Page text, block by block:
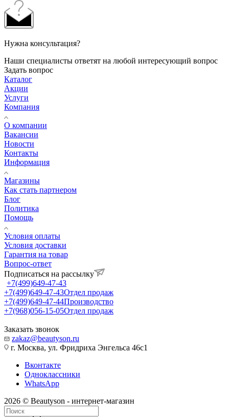
Нужна консультация?
Наши специалисты ответят на любой интересующий вопрос
Задать вопрос
Каталог
Акции
Услуги
Компания
О компании
Вакансии
Новости
Контакты
Информация
Магазины
Как стать партнером
Блог
Политика
Помощь
Условия оплаты
Условия доставки
Гарантия на товар
Вопрос-ответ
Подписаться на рассылку
+7(499)649-47-43
+7(499)649-47-43Отдел продаж
+7(499)649-47-44Производство
+7(968)056-15-05Отдел продаж
Заказать звонок
zakaz@beautyson.ru
г. Москва, ул. Фридриха Энгельса 46с1
Вконтакте
Одноклассники
WhatsApp
2026 © Beautyson - интернет-магазин